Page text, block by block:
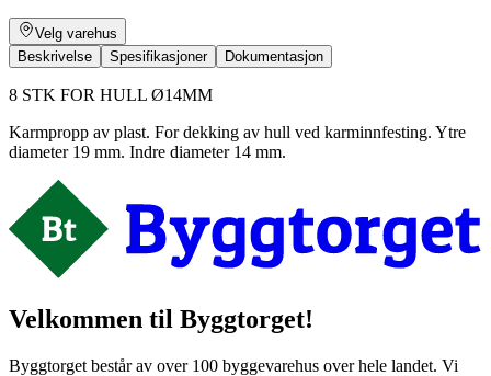
Velg varehus
Beskrivelse
Spesifikasjoner Dokumentasjon
8 STK FOR HULL Ø14MM
Karmpropp av plast. For dekking av hull ved karminnfesting. Ytre
diameter 19 mm. Indre diameter 14 mm.
Velkommen til Byggtorget!
Byggtorget består av over 100 byggevarehus over hele landet. Vi